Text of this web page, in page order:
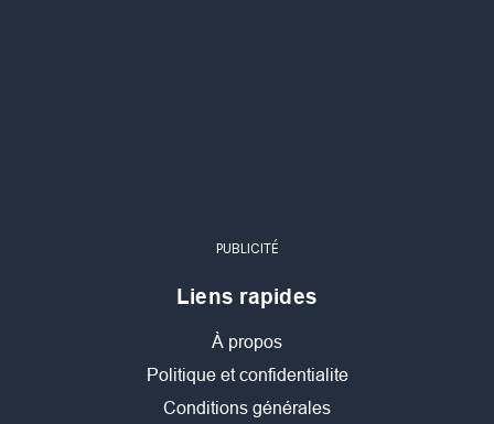
PUBLICITÉ
Liens rapides
À propos
Politique et confidentialite
Conditions générales